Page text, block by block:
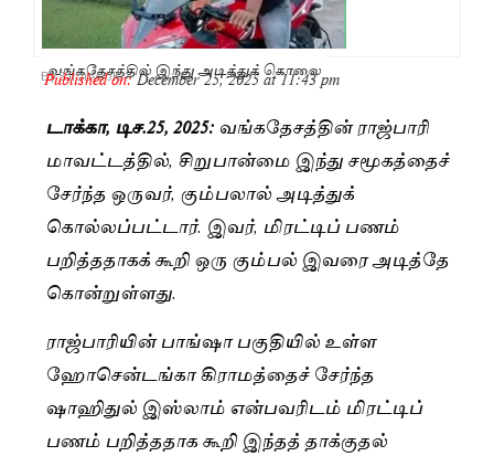
வங்கதேசத்தில் இந்து அடித்துக் கொலை
BySaranya JK
Published on:December 25, 2025 at 11:43 pm
டாக்கா, டிச.25, 2025:வங்கதேசத்தின் ராஜ்பாரி
மாவட்டத்தில், சிறுபான்மை இந்து சமூகத்தைச்
சேர்ந்த ஒருவர், கும்பலால் அடித்துக்
கொல்லப்பட்டார். இவர், மிரட்டிப் பணம்
பறித்ததாகக் கூறி ஒரு கும்பல் இவரை அடித்தே
கொன்றுள்ளது.
ராஜ்பாரியின் பாங்ஷா பகுதியில் உள்ள
ஹோசென்டங்கா கிராமத்தைச் சேர்ந்த
ஷாஹிதுல் இஸ்லாம் என்பவரிடம் மிரட்டிப்
பணம் பறித்ததாக கூறி இந்தத் தாக்குதல்